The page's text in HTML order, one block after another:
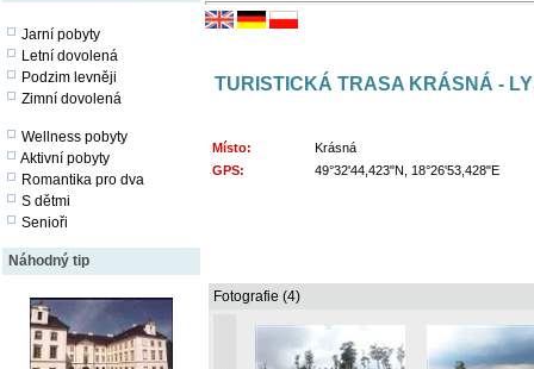
Jarní pobyty
Letní dovolená
Podzim levněji
Zimní dovolená
Wellness pobyty
Aktivní pobyty
Romantika pro dva
S dětmi
Senioři
Náhodný tip
TURISTICKÁ TRASA KRÁSNÁ -
Místo:
Krásná
GPS:
49°32'44,423"N, 18°26'53,428"E
Fotografie (4)